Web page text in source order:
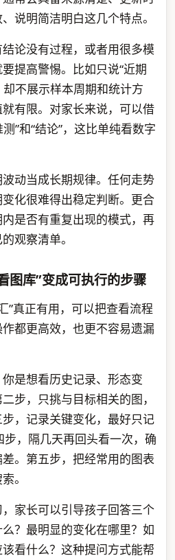
说明简洁明白这几个特点。
论没有过程，或者用很多模
提高警惕。比如只说“近期
却不展示样本周期和统计方
有限。对家长来说，可以借
”和“结论”，这比单纯看数字
动当成长期规律。任何走势
化很难得出稳定判断。更合
是否有重复出现的模式，再
观察清单。
图库”变成可执行的步骤
”真正有用，可以把查看流程
都更高效，也更不容易遗漏
是想看历史记录、形态变
步，只挑与目标相关的图，
，记录关键变化，最好只记
，隔几天再回头看一次，确
。第五步，把经常用的图表
。
家长可以引导孩子回答三个
？最明显的变化在哪里？如
看什么？这种提问方式能帮